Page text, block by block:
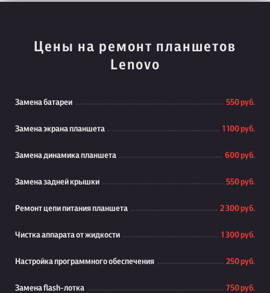
Цены на ремонт планшетов
Lenovo
Замена батареи 550 руб.
Замена экрана планшета 1 100 руб.
Замена динамика планшета 600 руб.
Замена задней крышки 550 руб.
Ремонт цепи питания планшета 2 300 руб.
Чистка аппарата от жидкости 1 300 руб.
Настройка программного обеспечения 250 руб.
Замена flash-лотка 750 руб.